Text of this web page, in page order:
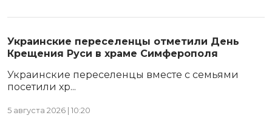
Украинские переселенцы отметили День
Крещения Руси в храме Симферополя
Украинские переселенцы вместе с семьями
посетили хр...
5 августа 2026 | 10:20